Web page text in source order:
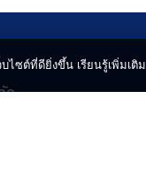
ด
ไซต์ที่ดียิ่งขึ้น เรียนรู้เพิ่มเติม